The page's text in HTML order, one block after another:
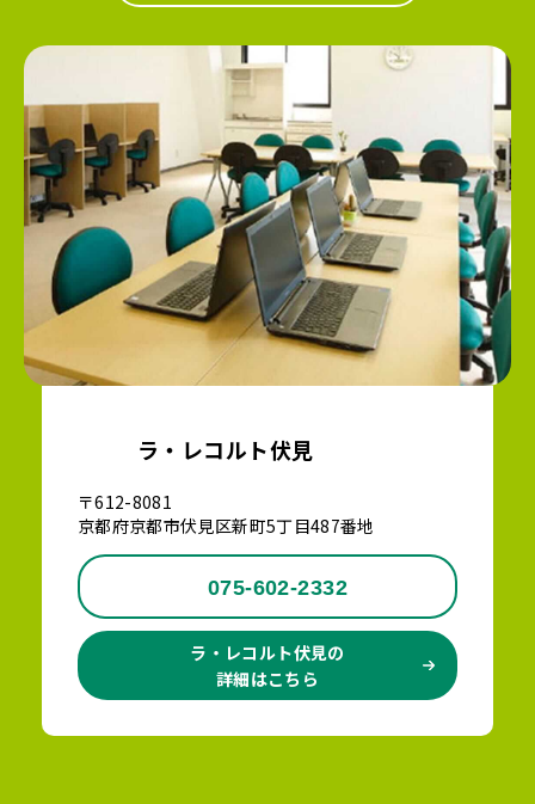
ラ・レコルト伏見
〒612-8081
京都府京都市伏見区新町5丁目487番地
075-602-2332
ラ・レコルト伏見の
詳細はこちら